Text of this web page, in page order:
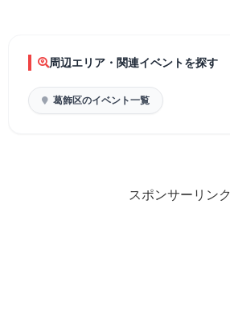
周辺エリア・関連イベントを探す
葛飾区のイベント一覧
スポンサーリンク